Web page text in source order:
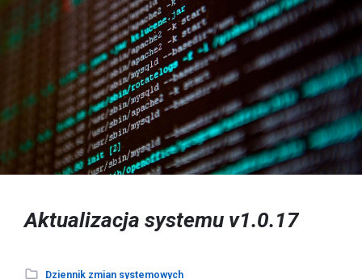
Aktualizacja systemu v1.0.17
Dziennik zmian systemowych